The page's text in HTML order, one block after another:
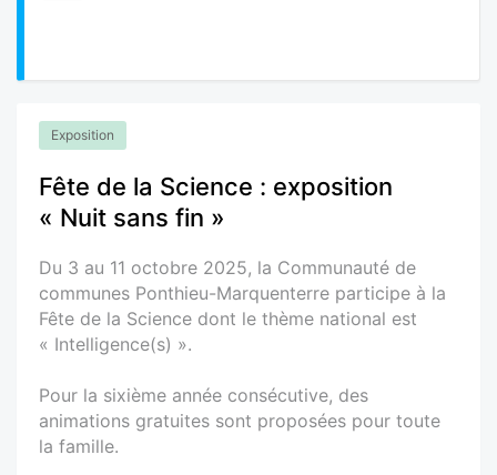
Exposition
Fête de la Science : exposition
« Nuit sans fin »
Du 3 au 11 octobre 2025, la Communauté de
communes Ponthieu-Marquenterre participe à la
Fête de la Science dont le thème national est
« Intelligence(s) ».
Pour la sixième année consécutive, des
animations gratuites sont proposées pour toute
la famille.